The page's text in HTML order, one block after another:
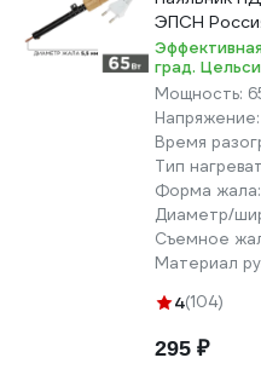
ЭПСН
град.
Мощность:
Напряжение:
Время
Тип
Форма жала:
Диаметр/
Съемное
Материал
4(104)
295 ₽